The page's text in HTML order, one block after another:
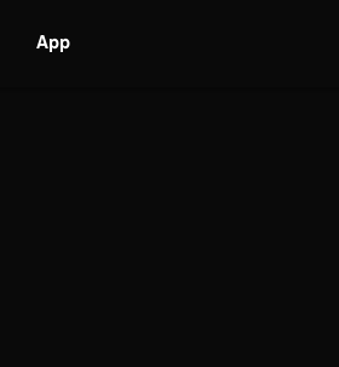
App